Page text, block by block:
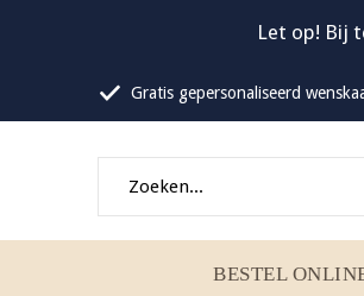
BESTEL
Gratis gepersonaliseerd
Let op! Bij